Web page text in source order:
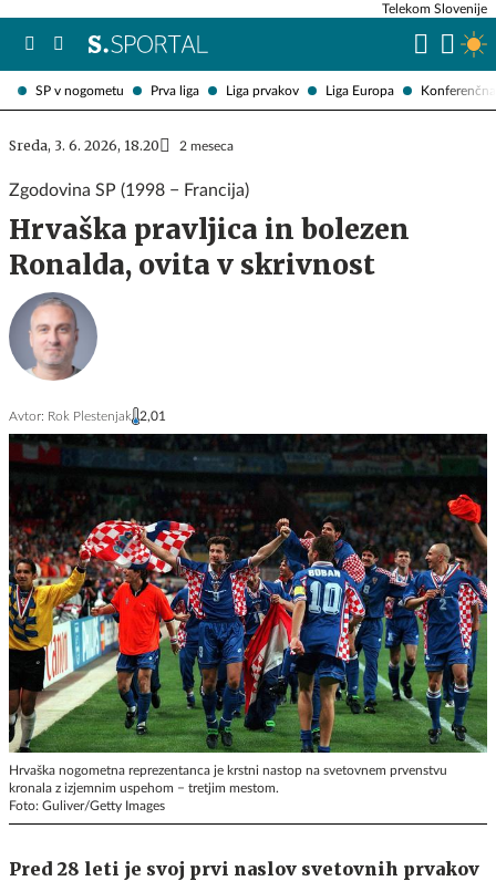
SP v nogometu Prva liga Liga prvakov Liga Europa
Telekom Slovenije
Sreda, 3. 6. 2026, 18.20 2 meseca
Zgodovina SP (1998 − Francija)
Hrvaška pravljica in bolezen
Ronalda, ovita v skrivnost
Avtor: Rok Plestenjak 2,01
Hrvaška nogometna reprezentanca je krstni nastop na svetovnem prvenstvu
kronala z izjemnim uspehom − tretjim mestom.
Foto: Guliver/Getty Images
Pred 28 leti je svoj prvi naslov svetovnih prvakov